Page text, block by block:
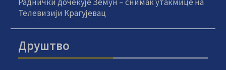
Телевизији Крагујевац
Друштво